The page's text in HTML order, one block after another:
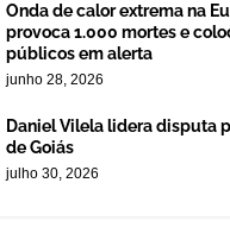
Onda de calor extrema na
provoca 1.000 mortes e
públicos em alerta
junho 28, 2026
Daniel Vilela lidera disputa
de Goiás
julho 30, 2026